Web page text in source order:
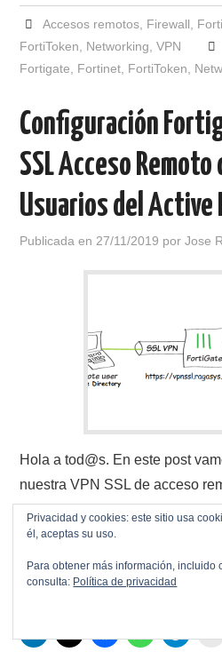
Accesos remotos, Firewall
FortiToken
Networking ,VPN
Fortigate
Fortinet FortiToken
Configuración
SSL Acceso Remoto
Usuarios del
Publicada en 27/11/2019 porJose
Hola a tod@s. En este post
nuestra VPN SSL de acceso
usuarios del Active Directory
redes internas, en este link de
ver como…
Privacidad y cookies: este sitio usa
él, aceptas su uso.
Para obtener más información, incluido
consulta: Política de privacidad